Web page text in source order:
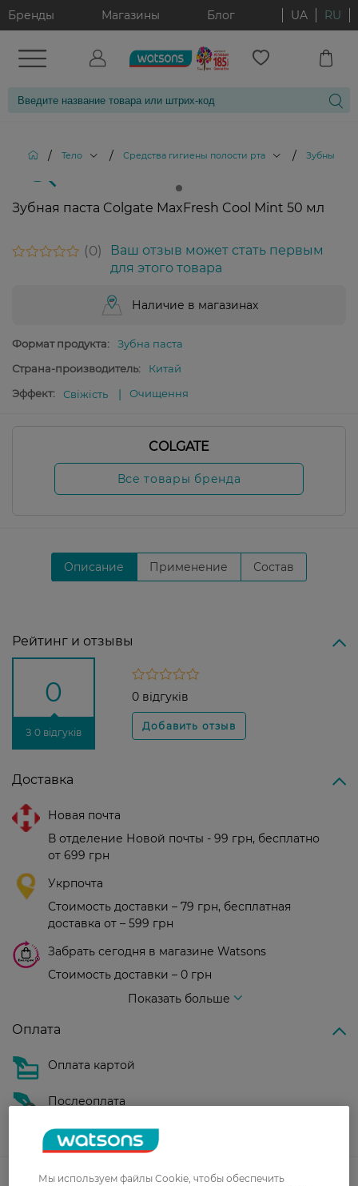
Бренды Магазины Блог UA RU
/ Тело / Средства гигиены полости рта / Зубные
Зубная паста Colgate MaxFresh Cool Mint 50 мл
0
Ваш отзыв может стать первым
для этого товара
Наличие в магазинах
Формат продукта:
Зубна паста
Страна-производитель:
Китай
Эффект:
Свіжість Очищення
COLGATE
Все товары бренда
Описание Применение Состав
Рейтинг и отзывы
0
З 0 відгуків
0 відгуків
Доставка
Новая почта
В отделение Новой почты - 99 грн, бесплатно
от 699 грн
Укрпочта
Стоимость доставки – 79 грн, бесплатная
доставка от – 599 грн
Забрать сегодня в магазине Watsons
Стоимость доставки – 0 грн
Показать больше
Оплата
Оплата картой
Послеоплата
Показать больше
Код товара
Мы используем файлы Cookie, чтобы обеспечить